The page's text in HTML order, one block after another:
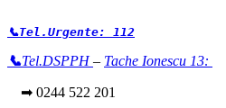
📞Tel.Urgente: 112
📞Tel.DSPPH– Tache Ionescu 13:
➡ 0244 522 201